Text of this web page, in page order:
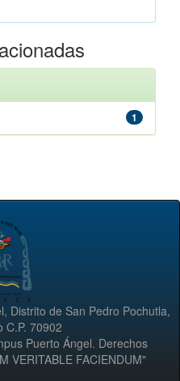
1
Distrito de San Pedro Pochutla,
C.P. 70902
Puerto Ángel. Derechos
VERITABLE FACIENDUM"